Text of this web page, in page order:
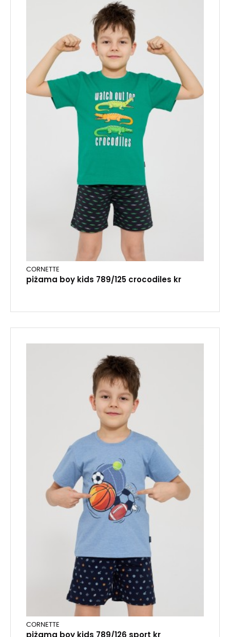
CORNETTE
piżama boy kids 789/125 crocodiles kr
CORNETTE
piżama boy kids 789/126 sport kr